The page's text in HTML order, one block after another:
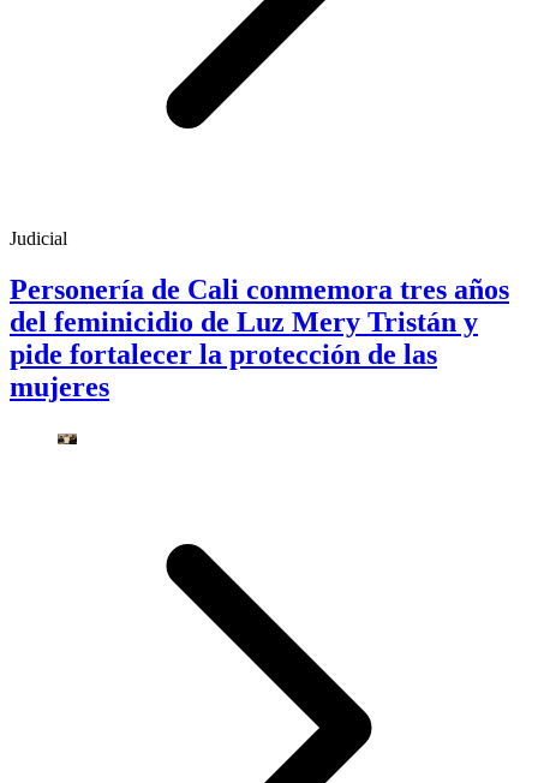
Judicial
Personería de Cali conmemora tres años
del feminicidio de Luz Mery Tristán y
pide fortalecer la protección de las
mujeres